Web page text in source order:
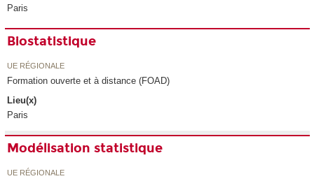
Paris
Biostatistique
UE RÉGIONALE
Formation ouverte et à distance (FOAD)
Lieu(x)
Paris
Modélisation statistique
UE RÉGIONALE